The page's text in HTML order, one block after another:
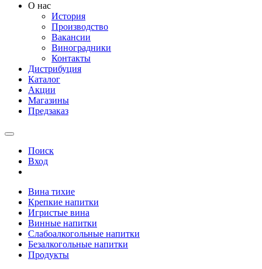
О нас
История
Производство
Вакансии
Виноградники
Контакты
Дистрибуция
Каталог
Акции
Магазины
Предзаказ
Поиск
Вход
Вина тихие
Крепкие напитки
Игристые вина
Винные напитки
Слабоалкогольные напитки
Безалкогольные напитки
Продукты